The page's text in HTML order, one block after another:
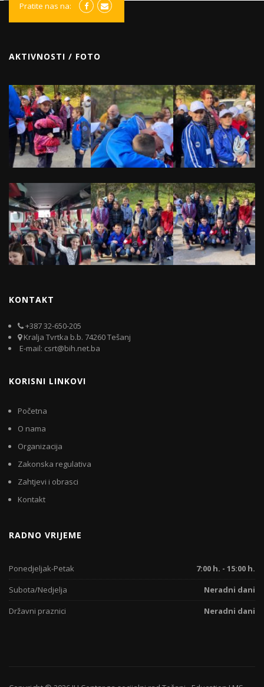
Pratite nas na:
AKTIVNOSTI / FOTO
KONTAKT
+387 32-650-205
Kralja Tvrtka b.b. 74260 Tešanj
E-mail: csrt@bih.net.ba
KORISNI LINKOVI
Početna
O nama
Organizacija
Zakonska regulativa
Zahtjevi i obrasci
Kontakt
RADNO VRIJEME
Ponedjeljak-Petak
7:00 h. - 15:00 h.
Subota/Nedjelja
Neradni dani
Državni praznici
Neradni dani